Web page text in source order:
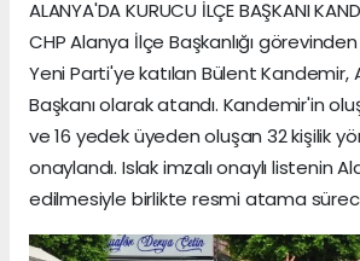
ALANYA'DA KURUCU İLÇE BAŞKANI
CHP Alanya İlçe Başkanlığı
Yeni Parti'ye katılan Bülent Kandemir,
Başkanı olarak atandı. Kandemir'in
ve 16 yedek üyeden oluşan 32 kişilik
onaylandı. Islak imzalı onaylı listenin
edilmesiyle birlikte resmi atama